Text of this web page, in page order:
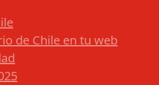
de Chile en tu web